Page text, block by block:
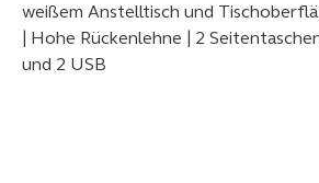
weißem Anstelltisch und
| Hohe Rückenlehne | 2
und 2 USB